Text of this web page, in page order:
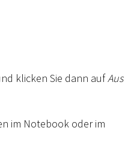
klicken Sie dann aufAus
im Notebook oder im